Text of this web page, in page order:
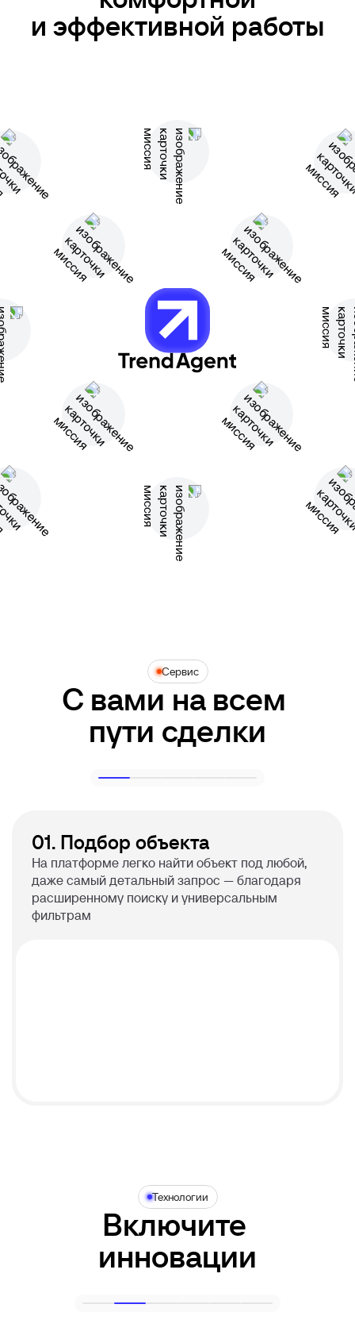
и эффективной работы
Сервис
С вами на всем
пути сделки
01. Подбор объекта
На платформе легко найти объект под любой,
даже самый детальный запрос — благодаря
расширенному поиску и универсальным
фильтрам
Технологии
Включите
инновации